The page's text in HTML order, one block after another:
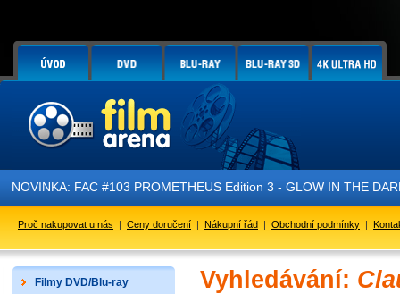
NOVINKA: FAC #103 PROMETHEUS Edition 3 - GLOW IN THE
Proč nakupovat u nás | Ceny doručení | Nákupní řád | Obchodní podmínky |
Filmy DVD/Blu-ray
Vyhledávání: